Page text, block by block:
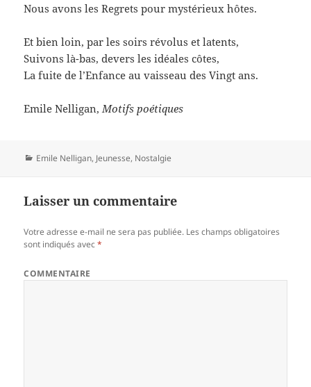
Nous avons les Regrets pour mystérieux hôtes.
Et bien loin, par les soirs révolus et latents,
Suivons là-bas, devers les idéales côtes,
La fuite de l’Enfance au vaisseau des Vingt ans.
Emile Nelligan, Motifs poétiques
Catégories
Emile Nelligan, Jeunesse, Nostalgie
Laisser un commentaire
Votre adresse e-mail ne sera pas publiée. Les champs obligatoires
sont indiqués avec*
COMMENTAIRE